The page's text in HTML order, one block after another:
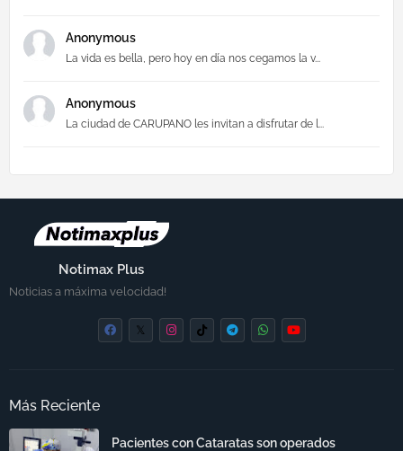
Anonymous
La vida es bella, pero hoy en día nos cegamos la v...
Anonymous
La ciudad de CARUPANO les invitan a disfrutar de l...
Notimax Plus
Noticias a máxima velocidad!
Más Reciente
Pacientes con Cataratas son operados